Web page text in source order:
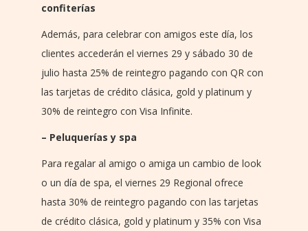
confiterías
Además, para celebrar con amigos este día, los
clientes accederán el viernes 29 y sábado 30 de
julio hasta 25% de reintegro pagando con QR con
las tarjetas de crédito clásica, gold y platinum y
30% de reintegro con Visa Infinite.
– Peluquerías y spa
Para regalar al amigo o amiga un cambio de look
o un día de spa, el viernes 29 Regional ofrece
hasta 30% de reintegro pagando con las tarjetas
de crédito clásica, gold y platinum y 35% con Visa